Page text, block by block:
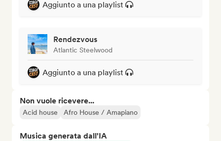
Aggiunto a una playlist
Rendezvous
Atlantic Steelwood
Aggiunto a una playlist
Non vuole ricevere...
Acid house Afro House / Amapiano
Musica generata dall'IA